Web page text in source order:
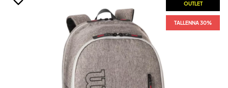
OUTLET
TALLENNA 30%
OUTLET
TALLENNA 30%
OUTLET
TALLENNA 30%
OUTLET
TALLENNA 30%
OUTLET
TALLENNA 30%
OUTLET
TALLENNA 30%